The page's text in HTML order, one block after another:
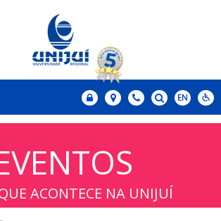
ACONTECE NA UNIJUÍ